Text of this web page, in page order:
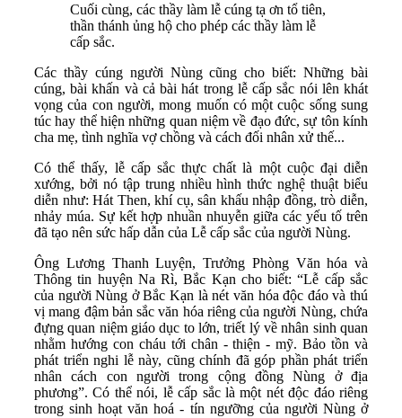
Cuối cùng, các thầy làm lễ cúng tạ ơn tổ tiên,
thần thánh ủng hộ cho phép các thầy làm lễ
cấp sắc.
Các thầy cúng người Nùng cũng cho biết: Những bài
cúng, bài khấn và cả bài hát trong lễ cấp sắc nói lên khát
vọng của con người, mong muốn có một cuộc sống sung
túc hay thể hiện những quan niệm về đạo đức, sự tôn kính
cha mẹ, tình nghĩa vợ chồng và cách đối nhân xử thế...
Có thể thấy, lễ cấp sắc thực chất là một cuộc đại diễn
xướng, bởi nó tập trung nhiều hình thức nghệ thuật biểu
diễn như: Hát Then, khí cụ, sân khấu nhập đồng, trò diễn,
nhảy múa. Sự kết hợp nhuần nhuyễn giữa các yếu tố trên
đã tạo nên sức hấp dẫn của Lễ cấp sắc của người Nùng.
Ông Lương Thanh Luyện, Trưởng Phòng Văn hóa và
Thông tin huyện Na Rì, Bắc Kạn cho biết: “Lễ cấp sắc
của người Nùng ở Bắc Kạn là nét văn hóa độc đáo và thú
vị mang đậm bản sắc văn hóa riêng của người Nùng, chứa
đựng quan niệm giáo dục to lớn, triết lý về nhân sinh quan
nhằm hướng con cháu tới chân - thiện - mỹ. Bảo tồn và
phát triển nghi lễ này, cũng chính đã góp phần phát triển
nhân cách con người trong cộng đồng Nùng ở địa
phương”. Có thể nói, lễ cấp sắc là một nét độc đáo riêng
trong sinh hoạt văn hoá - tín ngưỡng của người Nùng ở